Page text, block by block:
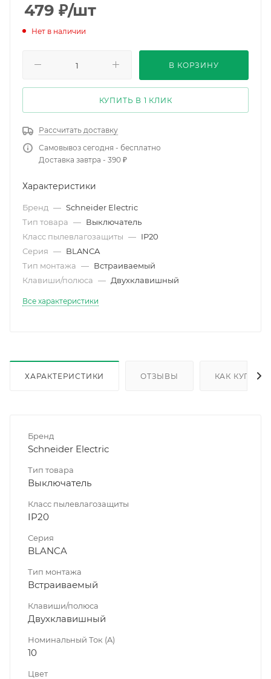
479 ₽/шт
Нет в наличии
В КОРЗИНУ
КУПИТЬ В 1 КЛИК
Рассчитать доставку
Самовывоз сегодня - бесплатно
Доставка завтра - 390 ₽
Характеристики
Бренд — Schneider Electric
Тип товара — Выключатель
Класс пылевлагозащиты — IP20
Серия — BLANCA
Тип монтажа — Встраиваемый
Клавиши/полюса — Двухклавишный
Все характеристики
ХАРАКТЕРИСТИКИ ОТЗЫВЫ КАК КУПИТЬ
Бренд
Schneider Electric
Тип товара
Выключатель
Класс пылевлагозащиты
IP20
Серия
BLANCA
Тип монтажа
Встраиваемый
Клавиши/полюса
Двухклавишный
Номинальный Ток (A)
10
Цвет